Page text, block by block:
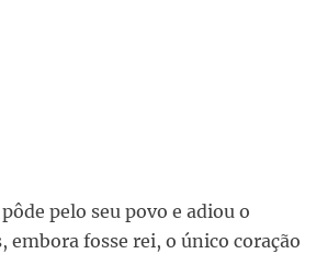
pelo seu povo e adiou o
embora fosse rei, o único coração